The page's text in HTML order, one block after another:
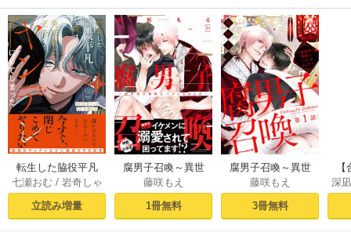
転生した脇役平凡
な僕は、美形第二
王子をヤンデレに
してしまった１
七瀬おむ / 岩奇しゃ
立読み増量
腐男子召喚～異世
界で神獣にハメら
れました～ 【電子
コミック限定特典
藤咲もえ
1冊無料
腐男子召喚～異世
界で神獣にハメら
れました～ 分冊版
： 1
藤咲もえ
3冊無料
ラ
深